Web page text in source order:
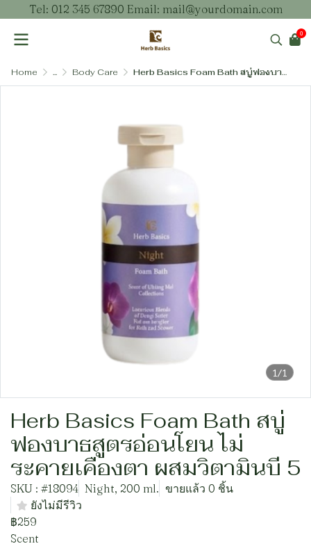
Tel: 012 345 67890 Email: mail@yourdomain.com
0
Home ... Body Care Herb Basics Foam Bath สบู่ฟองบาธสูตรอ่อนโยน ไม่ระคายเคืองตา ผสมวิตามินบี 5
1/1
Herb Basics Foam Bath สบู่
ฟองบาธสูตรอ่อนโยน ไม่
ระคายเคืองตา ผสมวิตามินบี 5
SKU : #18094 Night, 200 ml. ขายแล้ว 0 ชิ้น
ยังไม่มีรีวิว
฿259
Scent